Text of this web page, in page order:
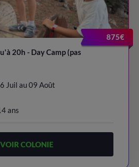
875€
20h - Day Camp (pas
Juil au 09 Août
ans
VOIR COLONIE